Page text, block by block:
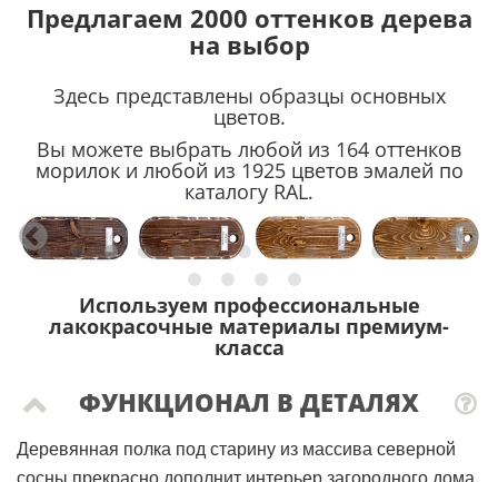
Предлагаем 2000 оттенков дерева
на выбор
Здесь представлены образцы основных
цветов.
Вы можете выбрать любой из 164 оттенков
морилок и любой из 1925 цветов эмалей по
каталогу RAL.
Используем профессиональные
лакокрасочные материалы премиум-
класса
ФУНКЦИОНАЛ В ДЕТАЛЯХ
Деревянная полка под старину из массива северной
сосны прекрасно дополнит интерьер загородного дома,